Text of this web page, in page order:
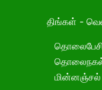
திங்கள் -
மின்னஞ்சல்